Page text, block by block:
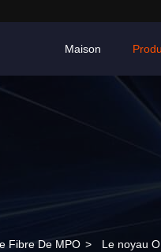
Maison
Fibre De MPO > Le noyau